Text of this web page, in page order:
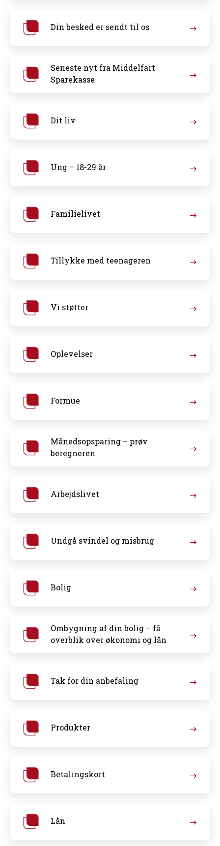
Din besked er sendt til os
Seneste nyt fra Middelfart
Sparekasse
Dit liv
Ung – 18-29 år
Familielivet
Tillykke med teenageren
Vi støtter
Oplevelser
Formue
Månedsopsparing – prøv
beregneren
Arbejdslivet
Undgå svindel og misbrug
Bolig
Ombygning af din bolig – få
overblik over økonomi og lån
Tak for din anbefaling
Produkter
Betalingskort
Lån